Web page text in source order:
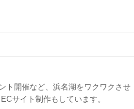
ト開催など、浜名湖をワクワクさせ
サイト制作もしています。